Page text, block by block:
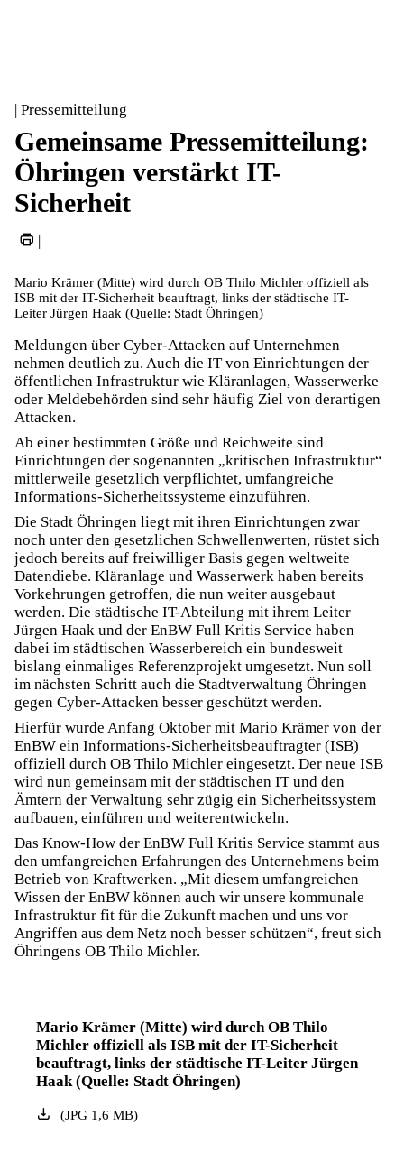
| Pressemitteilung
Gemeinsame Pressemitteilung:
Öhringen verstärkt IT-
Sicherheit
|
Mario Krämer (Mitte) wird durch OB Thilo Michler offiziell als
ISB mit der IT-Sicherheit beauftragt, links der städtische IT-
Leiter Jürgen Haak (Quelle: Stadt Öhringen)
Meldungen über Cyber-Attacken auf Unternehmen
nehmen deutlich zu. Auch die IT von Einrichtungen der
öffentlichen Infrastruktur wie Kläranlagen, Wasserwerke
oder Meldebehörden sind sehr häufig Ziel von derartigen
Attacken.
Ab einer bestimmten Größe und Reichweite sind
Einrichtungen der sogenannten „kritischen Infrastruktur“
mittlerweile gesetzlich verpflichtet, umfangreiche
Informations-Sicherheitssysteme einzuführen.
Die Stadt Öhringen liegt mit ihren Einrichtungen zwar
noch unter den gesetzlichen Schwellenwerten, rüstet sich
jedoch bereits auf freiwilliger Basis gegen weltweite
Datendiebe. Kläranlage und Wasserwerk haben bereits
Vorkehrungen getroffen, die nun weiter ausgebaut
werden. Die städtische IT-Abteilung mit ihrem Leiter
Jürgen Haak und der EnBW Full Kritis Service haben
dabei im städtischen Wasserbereich ein bundesweit
bislang einmaliges Referenzprojekt umgesetzt. Nun soll
im nächsten Schritt auch die Stadtverwaltung Öhringen
gegen Cyber-Attacken besser geschützt werden.
Hierfür wurde Anfang Oktober mit Mario Krämer von der
EnBW ein Informations-Sicherheitsbeauftragter (ISB)
offiziell durch OB Thilo Michler eingesetzt. Der neue ISB
wird nun gemeinsam mit der städtischen IT und den
Ämtern der Verwaltung sehr zügig ein Sicherheitssystem
aufbauen, einführen und weiterentwickeln.
Das Know-How der EnBW Full Kritis Service stammt aus
den umfangreichen Erfahrungen des Unternehmens beim
Betrieb von Kraftwerken. „Mit diesem umfangreichen
Wissen der EnBW können auch wir unsere kommunale
Infrastruktur fit für die Zukunft machen und uns vor
Angriffen aus dem Netz noch besser schützen“, freut sich
Öhringens OB Thilo Michler.
Mario Krämer (Mitte) wird durch OB Thilo
Michler offiziell als ISB mit der IT-Sicherheit
beauftragt, links der städtische IT-Leiter Jürgen
Haak (Quelle: Stadt Öhringen)
(JPG1,6 MB)